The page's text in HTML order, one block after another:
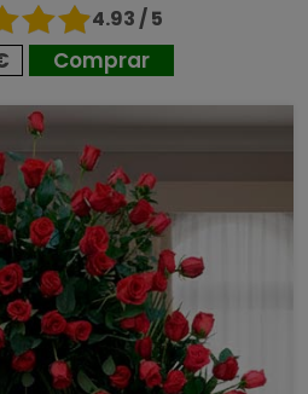
4.93 / 5
Comprar